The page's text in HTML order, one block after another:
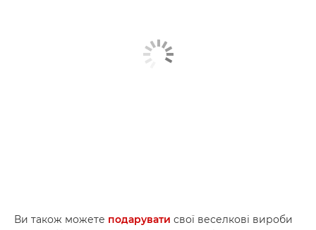
Ви також можете подарувати свої веселкові вироби